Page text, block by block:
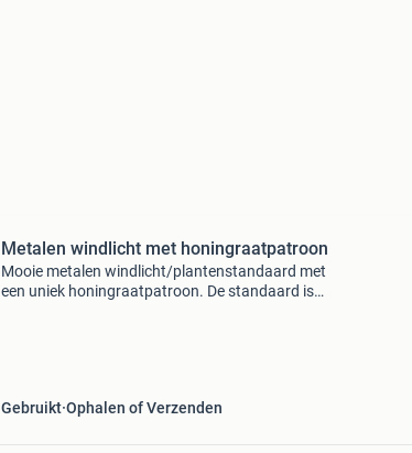
Metalen windlicht met honingraatpatroon
Mooie metalen windlicht/plantenstandaard met
een uniek honingraatpatroon. De standaard is
Gebruikt Ophalen of Verzenden